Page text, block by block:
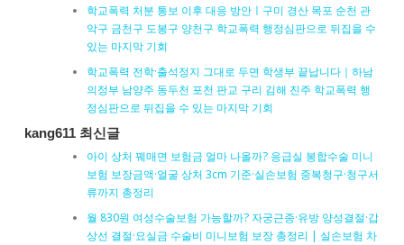
학교폭력 처분 통보 이후 대응 방안ㅣ구미 경산 목포 순천 관
악구 금천구 도봉구 양천구 학교폭력 행정심판으로 뒤집을 수
있는 마지막 기회
학교폭력 전학·출석정지 그대로 두면 학생부 끝납니다｜하남
의정부 남양주 동두천 포천 판교 구리 김해 진주 학교폭력 행
정심판으로 뒤집을 수 있는 마지막 기회
kang611 최신글
아이 상처 꿰매면 보험금 얼마 나올까? 응급실 봉합수술 미니
보험 보장금액·얼굴 상처 3cm 기준·실손보험 중복청구·청구서
류까지 총정리
월 830원 여성수술보험 가능할까? 자궁근종·유방 양성결절·갑
상선 결절·요실금 수술비 미니보험 보장 총정리 | 실손보험 차